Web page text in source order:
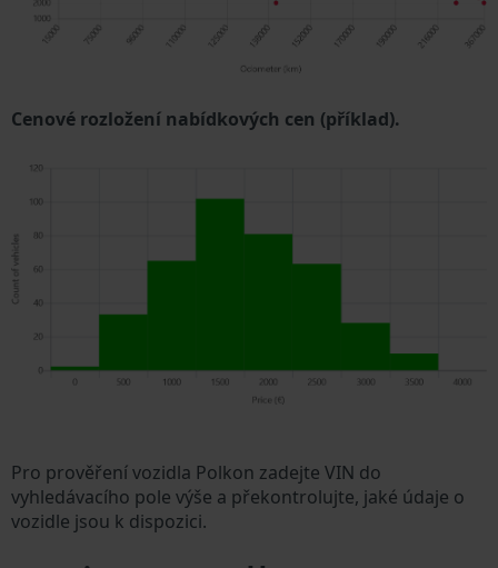
Cenové rozložení nabídkových cen (příklad).
Pro prověření vozidla Polkon zadejte VIN do
vyhledávacího pole výše a překontrolujte, jaké údaje o
vozidle jsou k dispozici.